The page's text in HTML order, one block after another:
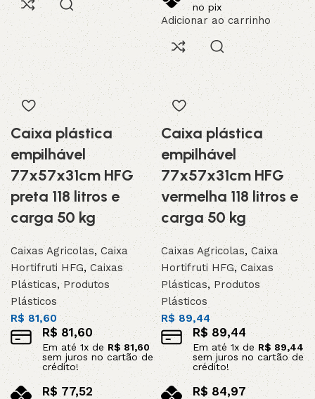
no pix
Adicionar ao carrinho
Caixa plástica
empilhável
77x57x31cm HFG
preta 118 litros e
carga 50 kg
Caixas Agricolas, Caixa
Hortifruti HFG, Caixas
Plásticas,Produtos
Plásticos
R$81,60
R$ 81,60
Em até 1x de R$81,60
sem juros no cartão de
crédito!
R$77,52
Caixa plástica
empilhável
77x57x31cm HFG
vermelha 118 litros e
carga 50 kg
Caixas Agricolas,Caixa
Hortifruti HFG,Caixas
Plásticas, Produtos
Plásticos
R$89,44
R$89,44
Em até 1x de R$89,44
sem juros no cartão de
crédito!
R$ 84,97